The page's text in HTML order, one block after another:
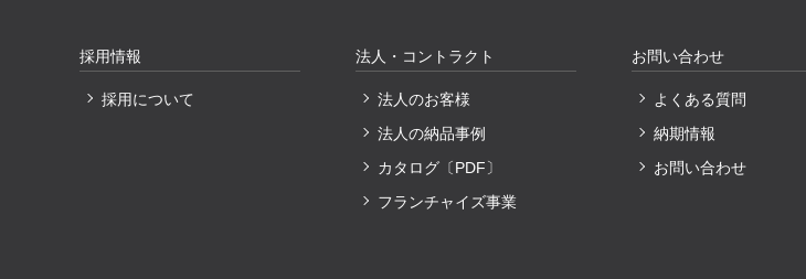
採用情報
採用について
法人・コントラクト
法人のお客様
法人の納品事例
カタログ〔PDF〕
フランチャイズ事業
お問い合わせ
よくある質問
納期情報
お問い合わせ